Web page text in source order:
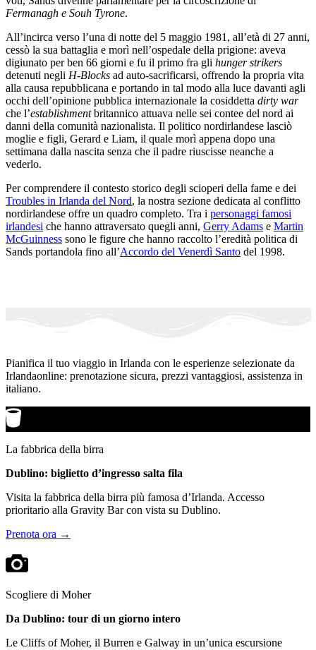
Fermanagh e Souh Tyrone.
All’incirca verso l’una di notte del 5 maggio 1981, all’età di 27 anni,
cessò la sua battaglia e morì nell’ospedale della prigione: aveva
digiunato per ben 66 giorni e fu il primo fra gli hunger strikers
detenuti negli H-Blocks ad auto-sacrificarsi, offrendo la propria vita
alla causa repubblicana e portando in tal modo alla luce davanti agli
occhi dell’opinione pubblica internazionale la cosiddetta dirty war
che l’establishmentbritannico attuava nelle sei contee del nord ai
danni della comunità nazionalista. Il politico nordirlandese lasciò
moglie e figli, Gerard e Liam, il quale morì appena dopo una
settimana dalla nascita senza che il padre riuscisse neanche a
vederlo.
Per comprendere il contesto storico degli scioperi della fame e dei
Troubles in Irlanda del Nord, la nostra sezione dedicata al conflitto
nordirlandese offre un quadro completo. Tra i personaggi famosi
irlandesi che hanno attraversato quegli anni, Gerry Adams e Martin
McGuinness sono le figure che hanno raccolto l’eredità politica di
Sands portandola fino all’Accordo del Venerdì Santo del 1998.
Pianifica il tuo viaggio in Irlanda con le esperienze selezionate da
Irlandaonline: prenotazione sicura, prezzi vantaggiosi, assistenza in
italiano.
La fabbrica della birra
Dublino: biglietto d’ingresso salta fila
Visita la fabbrica della birra più famosa d’Irlanda. Accesso
prioritario alla Gravity Bar con vista su Dublino.
Prenota ora →
Scogliere di Moher
Da Dublino: tour di un giorno intero
Le Cliffs of Moher, il Burren e Galway in un’unica escursione